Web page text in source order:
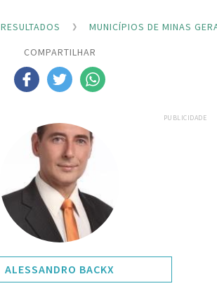
RESULTADOS
MUNICÍPIOS DE MINAS
COMPARTILHAR
PUBLICIDADE
ALESSANDRO BACKX